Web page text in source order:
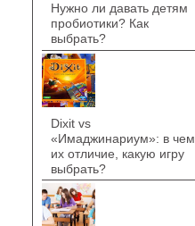
Нужно ли давать детям
пробиотики? Как
выбрать?
Dixit vs
«Имаджинариум»: в чем
их отличие, какую игру
выбрать?